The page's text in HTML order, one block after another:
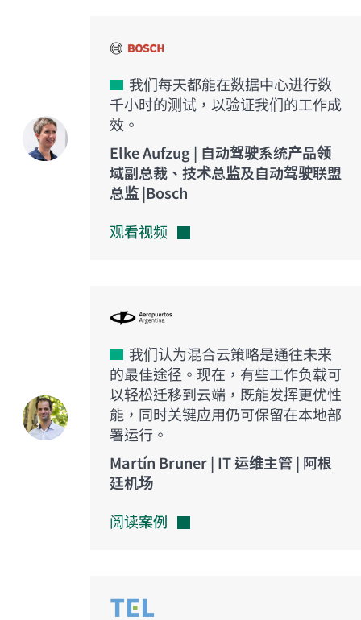
我们每天都能在数据中心进行数
千小时的测试，以验证我们的工作成
效。
Elke Aufzug | 自动驾驶系统产品领
域副总裁、技术总监及自动驾驶联盟
总监 |Bosch
观看视频
我们认为混合云策略是通往未来
的最佳途径。现在，有些工作负载可
以轻松迁移到云端，既能发挥更优性
能，同时关键应用仍可保留在本地部
署运行。
Martín Bruner | IT 运维主管 | 阿根
廷机场
阅读案例